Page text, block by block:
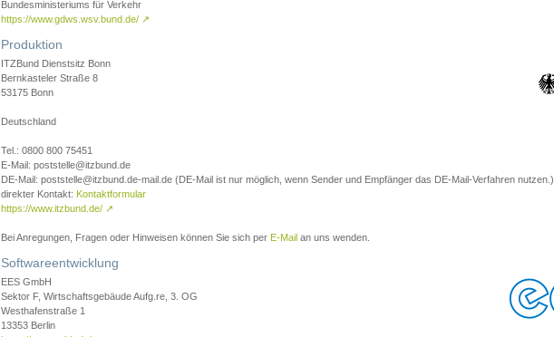
Bundesministeriums für Verkehr
https://www.gdws.wsv.bund.de/ ↗
Produktion
ITZBund Dienstsitz Bonn
Bernkasteler Straße 8
53175 Bonn
Deutschland
Tel.: 0800 800 75451
E-Mail: poststelle@itzbund.de
DE-Mail: poststelle@itzbund.de-mail.de (DE-Mail ist nur möglich, wenn Sender und Empfänger das DE-Mail-Verfahren nutzen.)
direkter Kontakt: Kontaktformular
https://www.itzbund.de/ ↗
Bei Anregungen, Fragen oder Hinweisen können Sie sich per E-Mail an uns wenden.
Softwareentwicklung
EES GmbH
Sektor F, Wirtschaftsgebäude Aufg.re, 3. OG
Westhafenstraße 1
13353 Berlin